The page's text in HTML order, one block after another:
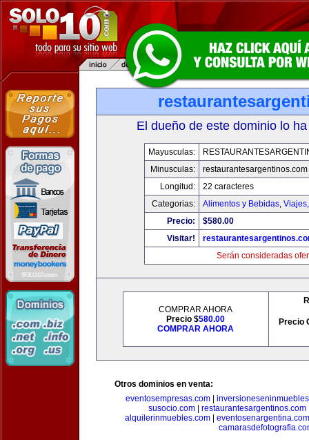
El dueño de este dominio lo
Mayusculas:
Minusculas:
restaurantesargentinos.com
Longitud:
22 caracteres
Categorias:
Alimentos y Bebidas,
Precio:
$580.00
Visitar!
Serán consideradas
COMPRAR AHORA
Precio $580.00
COMPRAR AHORA
Precio
Otros dominios en venta:
eventosempresas.com
susocio.com
restaurantesargentinos.com
alquilerinmuebles.com
eventosenargentina.com